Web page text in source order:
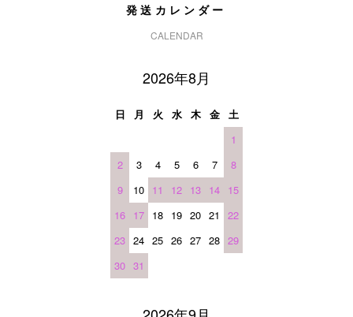
発送カレンダー
CALENDAR
2026年8月
日 月 火 水 木 金
土
1
2
3 4 5 6 7
8
9
10 11 12 13 14 15
16 17 18 19 20 21
22
23 24 25 26 27 28 29
30 31